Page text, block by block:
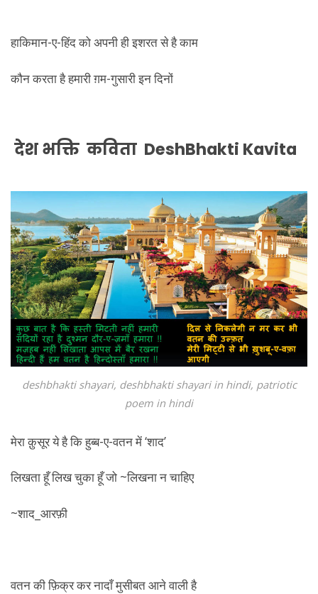
हाकिमान-ए-हिंद को अपनी ही इशरत से है काम
कौन करता है हमारी ग़म-गुसारी इन दिनों
देश भक्ति कविता DeshBhakti Kavita
deshbhakti shayari, deshbhakti shayari in hindi, patriotic
poem in hindi
मेरा क़ुसूर ये है कि हुब्ब-ए-वतन में ‘शाद’
लिखता हूँ लिख चुका हूँ जो ~लिखना न चाहिए
~शाद_आरफ़ी
वतन की फ़िक्र कर नादाँ मुसीबत आने वाली है